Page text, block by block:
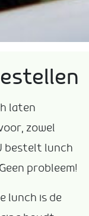
laten
zowel
bestelt lunch
probleem!
lunch is de